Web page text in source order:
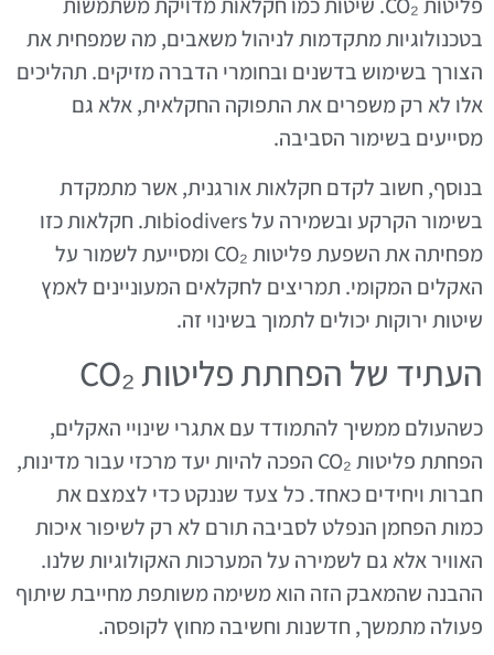
פליטות CO₂. שיטות כמו חקלאות מדויקת משתמשות
בטכנולוגיות מתקדמות לניהול משאבים, מה שמפחית את
הצורך בשימוש בדשנים ובחומרי הדברה מזיקים. תהליכים
אלו לא רק משפרים את התפוקה החקלאית, אלא גם
מסייעים בשימור הסביבה.
בנוסף, חשוב לקדם חקלאות אורגנית, אשר מתמקדת
בשימור הקרקע ובשמירה על biodiversות. חקלאות כזו
מפחיתה את השפעת פליטות CO₂ ומסייעת לשמור על
האקלים המקומי. תמריצים לחקלאים המעוניינים לאמץ
שיטות ירוקות יכולים לתמוך בשינוי זה.
העתיד של הפחתת פליטות CO₂
כשהעולם ממשיך להתמודד עם אתגרי שינויי האקלים,
הפחתת פליטות CO₂ הפכה להיות יעד מרכזי עבור מדינות,
חברות ויחידים כאחד. כל צעד שננקט כדי לצמצם את
כמות הפחמן הנפלט לסביבה תורם לא רק לשיפור איכות
האוויר אלא גם לשמירה על המערכות האקולוגיות שלנו.
ההבנה שהמאבק הזה הוא משימה משותפת מחייבת שיתוף
פעולה מתמשך, חדשנות וחשיבה מחוץ לקופסה.